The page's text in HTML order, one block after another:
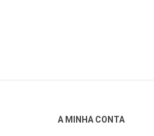
A MINHA CONTA